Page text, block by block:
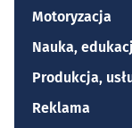
Motoryzacja
Nauka,
Produkcja,
Reklama